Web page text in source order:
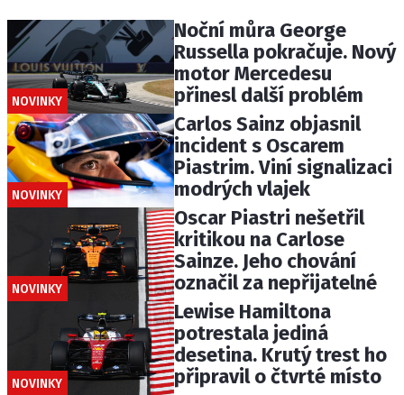
NOVINKY
Noční můra George
Russella pokračuje. Nový
motor Mercedesu
přinesl další problém
NOVINKY
Carlos Sainz objasnil
incident s Oscarem
Piastrim. Viní signalizaci
modrých vlajek
NOVINKY
Oscar Piastri nešetřil
kritikou na Carlose
Sainze. Jeho chování
označil za nepřijatelné
NOVINKY
Lewise Hamiltona
potrestala jediná
desetina. Krutý trest ho
připravil o čtvrté místo